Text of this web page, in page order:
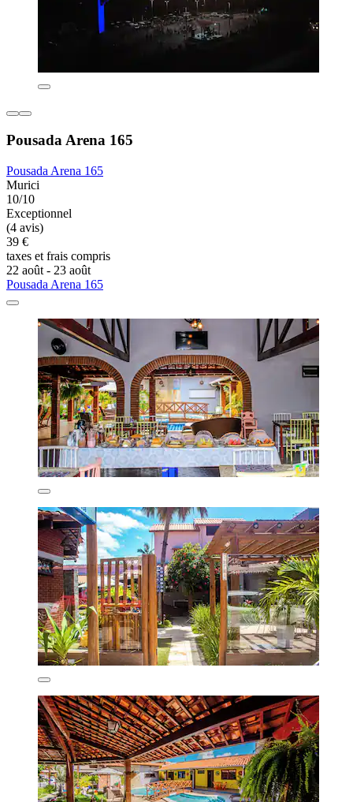
Pousada Arena 165
Pousada Arena 165
Murici
10/10
Exceptionnel
(4 avis)
39 €
taxes et frais compris
22 août - 23 août
Pousada Arena 165